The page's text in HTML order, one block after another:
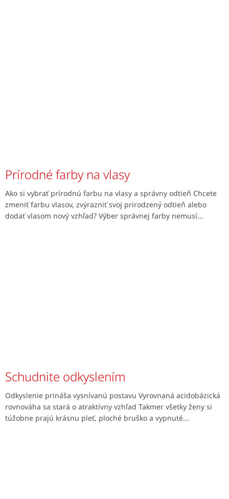
Prírodné farby na vlasy
Ako si vybrať prírodnú farbu na vlasy a správny odtieň Chcete
zmeniť farbu vlasov, zvýrazniť svoj prirodzený odtieň alebo
dodať vlasom nový vzhľad? Výber správnej farby nemusí...
Schudnite odkyslením
Odkyslenie prináša vysnívanú postavu Vyrovnaná acidobázická
rovnováha sa stará o atraktívny vzhľad Takmer všetky ženy si
túžobne prajú krásnu pleť, ploché bruško a vypnuté...